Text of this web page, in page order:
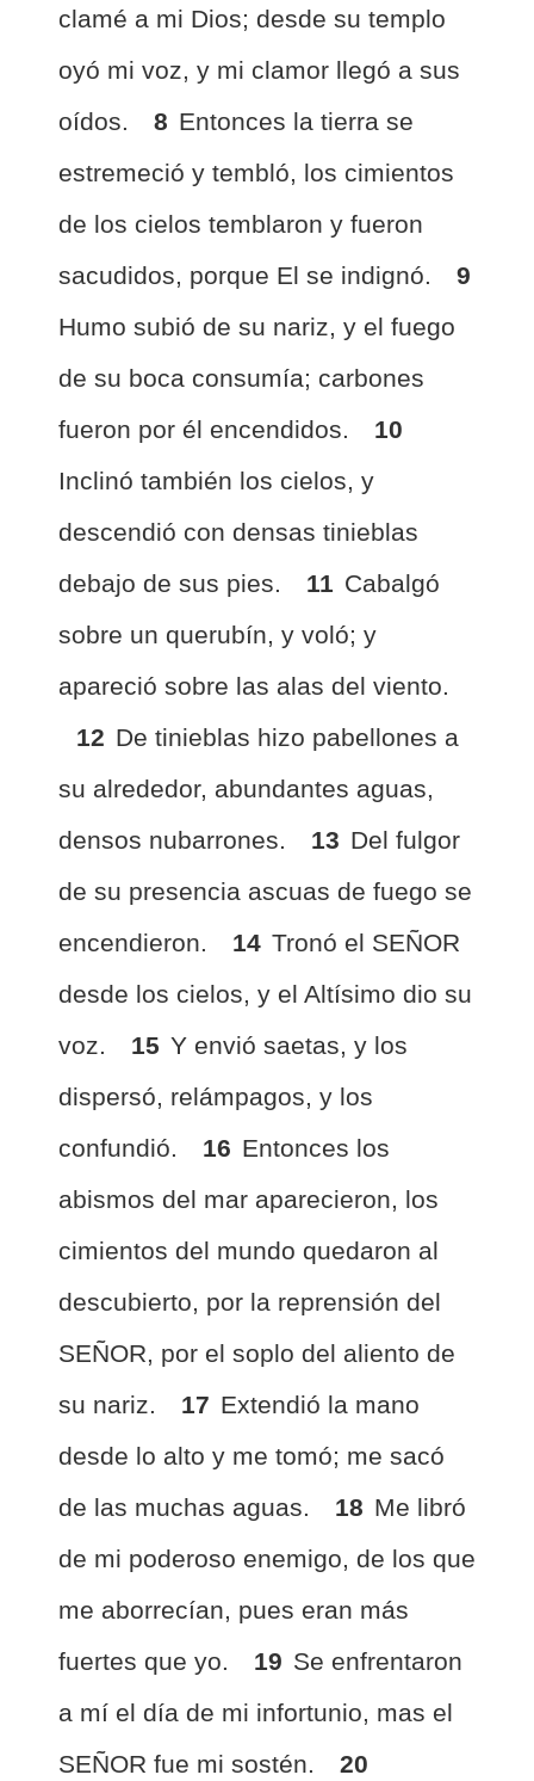
clamé a mi Dios; desde su templo
oyó mi voz, y mi clamor llegó a sus
oídos.
8 Entonces la tierra se
estremeció y tembló, los cimientos
de los cielos temblaron y fueron
sacudidos, porque El se indignó.
9
Humo subió de su nariz, y el fuego
de su boca consumía; carbones
fueron por él encendidos.
10
Inclinó también los cielos, y
descendió con densas tinieblas
debajo de sus pies.
11 Cabalgó
sobre un querubín, y voló; y
apareció sobre las alas del viento.
12 De tinieblas hizo pabellones a
su alrededor, abundantes aguas,
densos nubarrones.
13 Del fulgor
de su presencia ascuas de fuego se
encendieron.
14 Tronó el SEÑOR
desde los cielos, y el Altísimo dio su
voz.
15 Y envió saetas, y los
dispersó, relámpagos, y los
confundió.
16 Entonces los
abismos del mar aparecieron, los
cimientos del mundo quedaron al
descubierto, por la reprensión del
SEÑOR, por el soplo del aliento de
su nariz.
17 Extendió la mano
desde lo alto y me tomó; me sacó
de las muchas aguas.
18 Me libró
de mi poderoso enemigo, de los que
me aborrecían, pues eran más
fuertes que yo.
19 Se enfrentaron
a mí el día de mi infortunio, mas el
SEÑOR fue mi sostén.
20